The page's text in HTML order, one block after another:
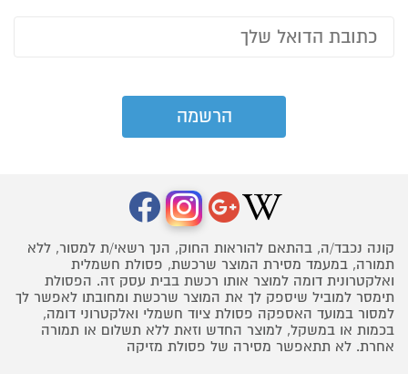
קונה נכבד/ה, בהתאם להוראות החוק, הנך רשאי/ת למסור, ללא
תמורה, במעמד מסירת המוצר שרכשת, פסולת חשמלית
ואלקטרונית דומה למוצר אותו רכשת בבית עסק זה. הפסולת
תימסר למוביל שיספק לך את המוצר שרכשת ומחובתו לאפשר לך
למסור במועד האספקה פסולת ציוד חשמלי ואלקטרוני דומה,
בכמות או במשקל, למוצר החדש וזאת ללא תשלום או תמורה
אחרת. לא תתאפשר מסירה של פסולת מזיקה